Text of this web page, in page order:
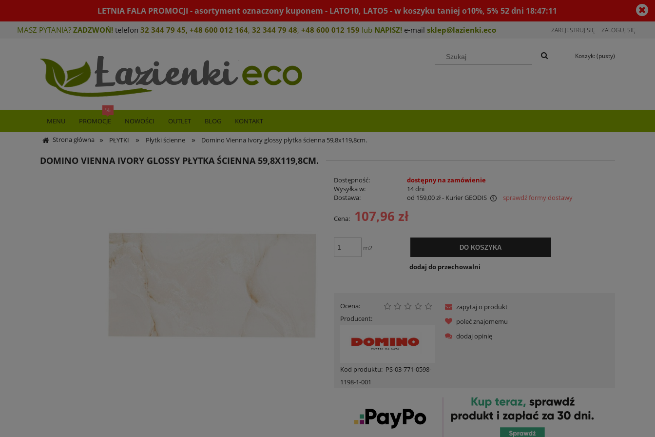
LETNIA FALA PROMOCJI - asortyment oznaczony kuponem - LATO10, LATO5 - w koszyku taniej o10%, 5% 52dni 18:47:10
MASZ PYTANIA? ZADZWOŃ! telefon 32 344 79 45, +48 600 012 164, 32 344 79 48, +48 600 012 159 lub NAPISZ! e-mail sklep@lazienki.eco ZAREJESTRUJ SIĘ ZALOGUJ SIĘ
Koszyk: (pusty)
MENU PROMOCJE NOWOŚCI OUTLET BLOG KONTAKT
Strona główna » PŁYTKI » Płytki ścienne » Domino Vienna Ivory glossy płytka ścienna 59,8x119,8cm.
DOMINO VIENNA IVORY GLOSSY PŁYTKA ŚCIENNA 59,8X119,8CM.
Dostępność:
dostępny na zamówienie
Wysyłka w:
14 dni
Dostawa:
od 159,00 zł- Kurier GEODIS
Cena nie zawiera ewentualnych kosztów
sprawdź formy dostawy
Cena: 107,96 zł
m2 DO KOSZYKA
dodaj do przechowalni
Ocena:
Producent:
Kod produktu: PS-03-771-0598-
1198-1-001
zapytaj o produkt
poleć znajomemu
dodaj opinię